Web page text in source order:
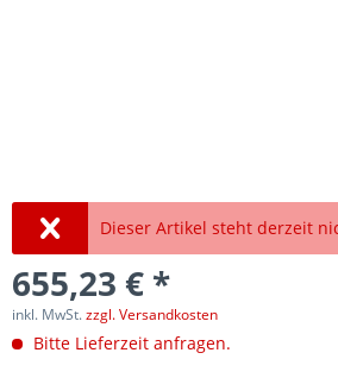
Dieser Artikel steht derzeit
655,23 € *
inkl. MwSt.zzgl. Versandkosten
Bitte Lieferzeit anfragen.